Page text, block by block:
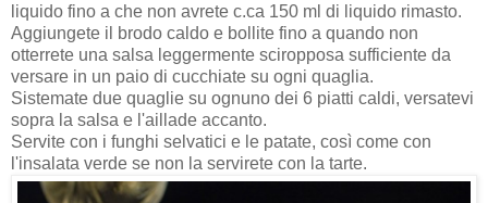
liquido fino a che non avrete c.ca 150 ml di liquido rimasto.
Aggiungete il brodo caldo e bollite fino a quando non
otterrete una salsa leggermente sciropposa sufficiente da
versare in un paio di cucchiate su ogni quaglia.
Sistemate due quaglie su ognuno dei 6 piatti caldi, versatevi
sopra la salsa e l'aillade accanto.
Servite con i funghi selvatici e le patate, così come con
l'insalata verde se non la servirete con la tarte.